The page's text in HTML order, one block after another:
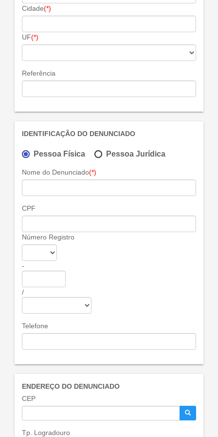
Cidade(*)
UF(*)
Referência
IDENTIFICAÇÃO DO DENUNCIADO
Pessoa Física Pessoa Jurídica
Nome do Denunciado(*)
CPF
Número Registro
-
/
Telefone
ENDEREÇO DO DENUNCIADO
CEP
Tp. Logradouro